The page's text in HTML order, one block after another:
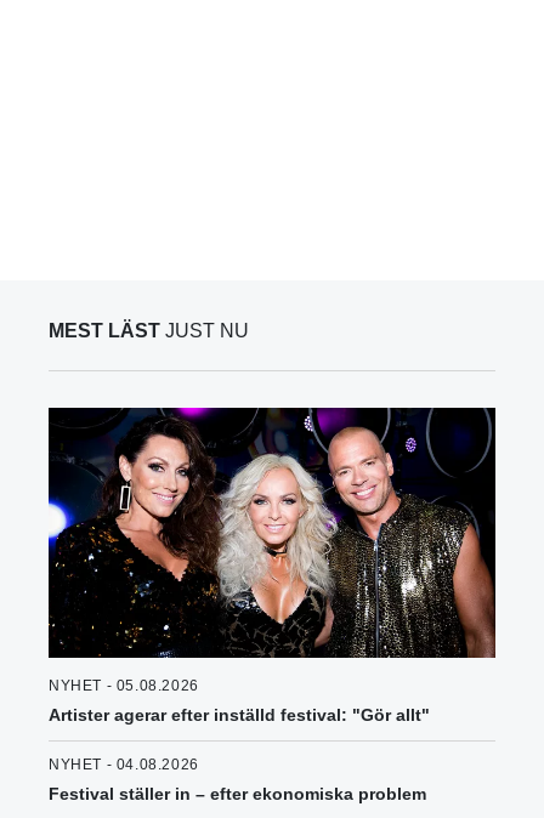
MEST LÄST JUST NU
NYHET - 05.08.2026
Artister agerar efter inställd festival: "Gör allt"
NYHET - 04.08.2026
Festival ställer in – efter ekonomiska problem